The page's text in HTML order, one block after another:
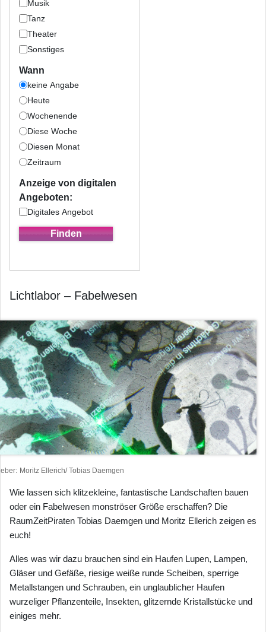
Musik
Tanz
Theater
Sonstiges
Wann
keine Angabe
Heute
Wochenende
Diese Woche
Diesen Monat
Zeitraum
Anzeige von digitalen
Angeboten:
Digitales Angebot
Lichtlabor – Fabelwesen
Moritz Ellerich/ Tobias Daemgen
Wie lassen sich klitzekleine, fantastische Landschaften bauen
oder ein Fabelwesen monströser Größe erschaffen? Die
RaumZeitPiraten Tobias Daemgen und Moritz Ellerich zeigen es
euch!
Alles was wir dazu brauchen sind ein Haufen Lupen, Lampen,
Gläser und Gefäße, riesige weiße runde Scheiben, sperrige
Metallstangen und Schrauben, ein unglaublicher Haufen
wurzeliger Pflanzenteile, Insekten, glitzernde Kristallstücke und
einiges mehr.